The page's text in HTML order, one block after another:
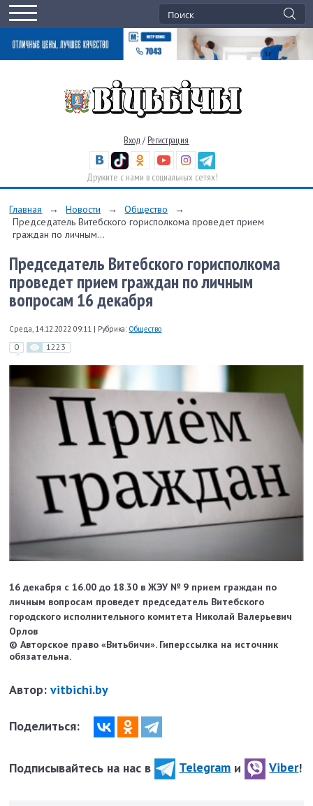
Вход / Регистрация
Дружите с нами в социальных сетях!
Главная → Новости → Общество
→
Председатель Витебского горисполкома проведет прием
граждан по личным...
Председатель Витебского горисполкома
проведет прием граждан по личным
вопросам 16 декабря
Среда, 14.12.2022 09:11 | Рубрика: Общество
0 1223
16 декабря с 16.00 до 18.30 в ЖЭУ № 9 прием граждан по
личным вопросам проведет председатель Витебского
городского исполнительного комитета Николай Валерьевич
Орлов
© Авторское право «Витьбичи». Гиперссылка на источник
обязательна.
Автор:vitbichi.by
Поделиться:
Подписывайтесь на нас в Telegram и Viber!